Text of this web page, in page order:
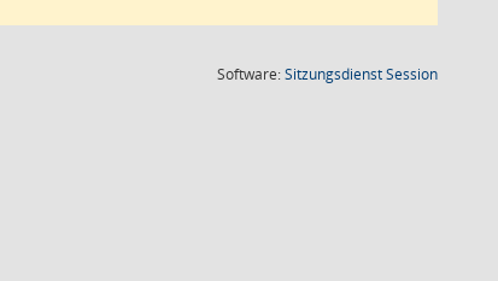
Software:SitzungsdienstSession(Wird in